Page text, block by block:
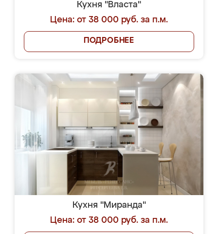
Кухня "Власта"
Цена: от 38 000 руб. за п.м.
ПОДРОБНЕЕ
Кухня "Миранда"
Цена: от 38 000 руб. за п.м.